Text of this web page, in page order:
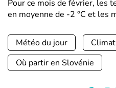
Pour ce mois de février, les
en moyenne de -2 °C et les
Météo du jour
Où partir en Slovénie